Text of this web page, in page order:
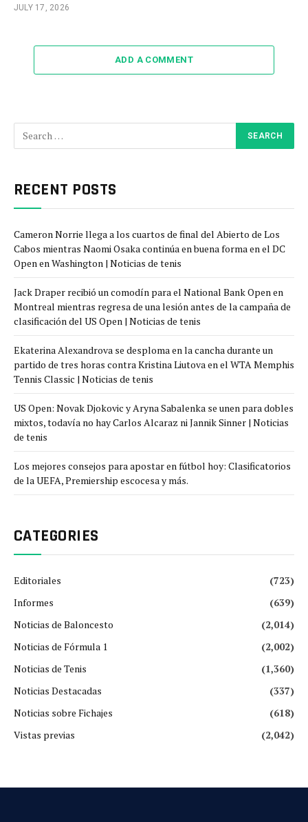
JULY 17, 2026
ADD A COMMENT
RECENT POSTS
Cameron Norrie llega a los cuartos de final del Abierto de Los
Cabos mientras Naomi Osaka continúa en buena forma en el DC
Open en Washington | Noticias de tenis
Jack Draper recibió un comodín para el National Bank Open en
Montreal mientras regresa de una lesión antes de la campaña de
clasificación del US Open | Noticias de tenis
Ekaterina Alexandrova se desploma en la cancha durante un
partido de tres horas contra Kristina Liutova en el WTA Memphis
Tennis Classic | Noticias de tenis
US Open: Novak Djokovic y Aryna Sabalenka se unen para dobles
mixtos, todavía no hay Carlos Alcaraz ni Jannik Sinner | Noticias
de tenis
Los mejores consejos para apostar en fútbol hoy: Clasificatorios
de la UEFA, Premiership escocesa y más.
CATEGORIES
Editoriales
(723)
Informes
(639)
Noticias de Baloncesto
(2,014)
Noticias de Fórmula 1
(2,002)
Noticias de Tenis
(1,360)
Noticias Destacadas
(337)
Noticias sobre Fichajes
(618)
Vistas previas
(2,042)